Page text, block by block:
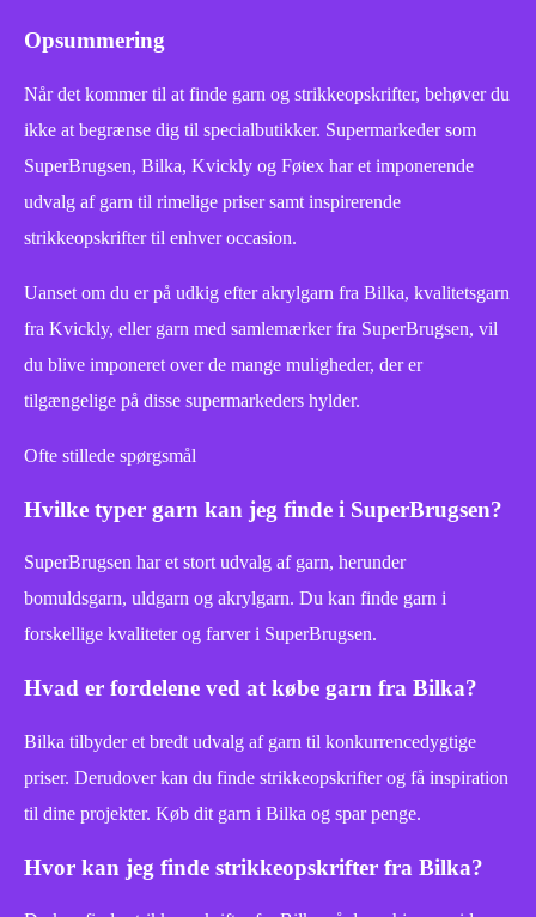
Opsummering
Når det kommer til at finde garn og strikkeopskrifter, behøver du
ikke at begrænse dig til specialbutikker. Supermarkeder som
SuperBrugsen, Bilka, Kvickly og Føtex har et imponerende
udvalg af garn til rimelige priser samt inspirerende
strikkeopskrifter til enhver occasion.
Uanset om du er på udkig efter akrylgarn fra Bilka, kvalitetsgarn
fra Kvickly, eller garn med samlemærker fra SuperBrugsen, vil
du blive imponeret over de mange muligheder, der er
tilgængelige på disse supermarkeders hylder.
Ofte stillede spørgsmål
Hvilke typer garn kan jeg finde i SuperBrugsen?
SuperBrugsen har et stort udvalg af garn, herunder
bomuldsgarn, uldgarn og akrylgarn. Du kan finde garn i
forskellige kvaliteter og farver i SuperBrugsen.
Hvad er fordelene ved at købe garn fra Bilka?
Bilka tilbyder et bredt udvalg af garn til konkurrencedygtige
priser. Derudover kan du finde strikkeopskrifter og få inspiration
til dine projekter. Køb dit garn i Bilka og spar penge.
Hvor kan jeg finde strikkeopskrifter fra Bilka?